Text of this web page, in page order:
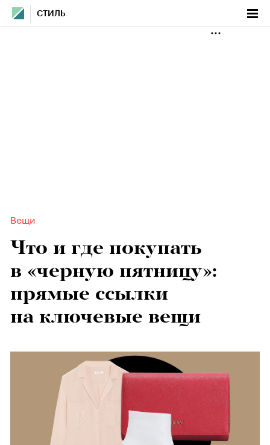
СТИЛЬ
Вещи
Что и где покупать
в «черную пятницу»:
прямые ссылки
на ключевые вещи